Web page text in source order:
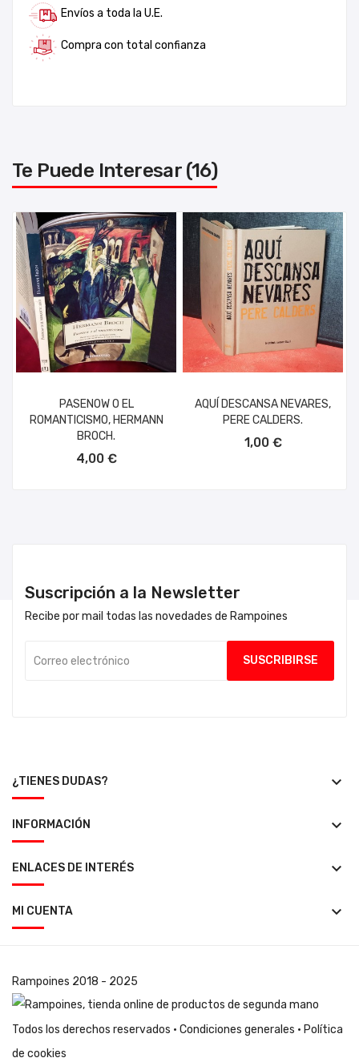
Envíos a toda la U.E.
Compra con total confianza
Te Puede Interesar (16)
PASENOW O EL
ROMANTICISMO, HERMANN
BROCH.
4,00 €
AQUÍ DESCANSA NEVARES,
PERE CALDERS.
1,00 €
Suscripción a la Newsletter
Recibe por mail todas las novedades de Rampoines
¿TIENES DUDAS? keyboard_arrow_down
INFORMACIÓN keyboard_arrow_down
ENLACES DE INTERÉS keyboard_arrow_down
MI CUENTA keyboard_arrow_down
Rampoines 2018 - 2025
Todos los derechos reservados · Condiciones generales · Política
de cookies